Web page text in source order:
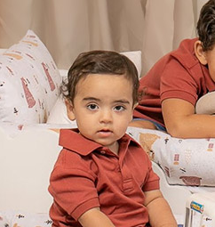
Bolsa com Trocador
para Bebê Brooklyn
Nylon A...